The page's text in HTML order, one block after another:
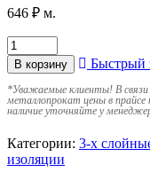
646 ₽ м.
В корзину Быстрый
*Уважаемые клиенты! В связи
металлопрокат цены в
наличие уточняйте у
Категории: 3-х
изоляции